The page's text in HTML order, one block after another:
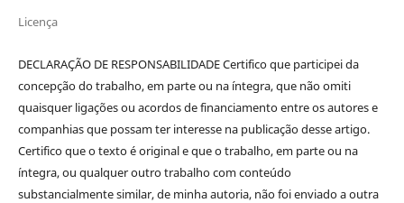
Licença
DECLARAÇÃO DE RESPONSABILIDADE Certifico que participei da
concepção do trabalho, em parte ou na íntegra, que não omiti
quaisquer ligações ou acordos de financiamento entre os autores e
companhias que possam ter interesse na publicação desse artigo.
Certifico que o texto é original e que o trabalho, em parte ou na
íntegra, ou qualquer outro trabalho com conteúdo
substancialmente similar, de minha autoria, não foi enviado a outra